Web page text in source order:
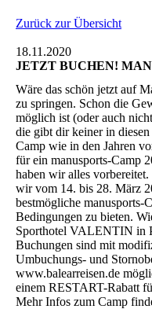
Zurück zur Übersicht
18.11.2020
JETZT BUCHEN!
Wäre das schön jetzt auf
zu springen. Schon die
möglich ist (oder auch
die gibt dir keiner in diesen
Camp wie in den Jahren
für ein manusports-Camp
haben wir alles
wir vom 14. bis 28. März
bestmögliche manusports-
Bedingungen zu bieten.
Sporthotel VALENTIN in
Buchungen sind mit
Umbuchungs- und
www.balearreisen.de
einem RESTART-Rabatt
Mehr Infos zum Camp